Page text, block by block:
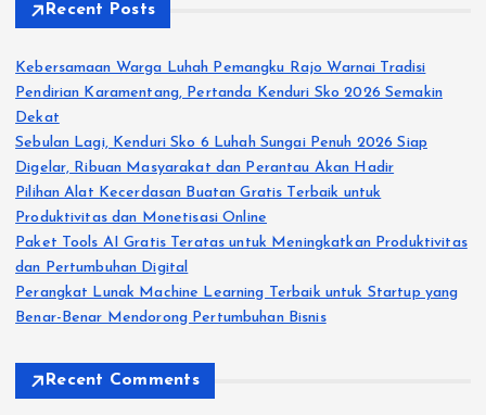
Recent Posts
Kebersamaan Warga Luhah Pemangku Rajo Warnai Tradisi
Pendirian Karamentang, Pertanda Kenduri Sko 2026 Semakin
Dekat
Sebulan Lagi, Kenduri Sko 6 Luhah Sungai Penuh 2026 Siap
Digelar, Ribuan Masyarakat dan Perantau Akan Hadir
Pilihan Alat Kecerdasan Buatan Gratis Terbaik untuk
Produktivitas dan Monetisasi Online
Paket Tools AI Gratis Teratas untuk Meningkatkan Produktivitas
dan Pertumbuhan Digital
Perangkat Lunak Machine Learning Terbaik untuk Startup yang
Benar-Benar Mendorong Pertumbuhan Bisnis
Recent Comments